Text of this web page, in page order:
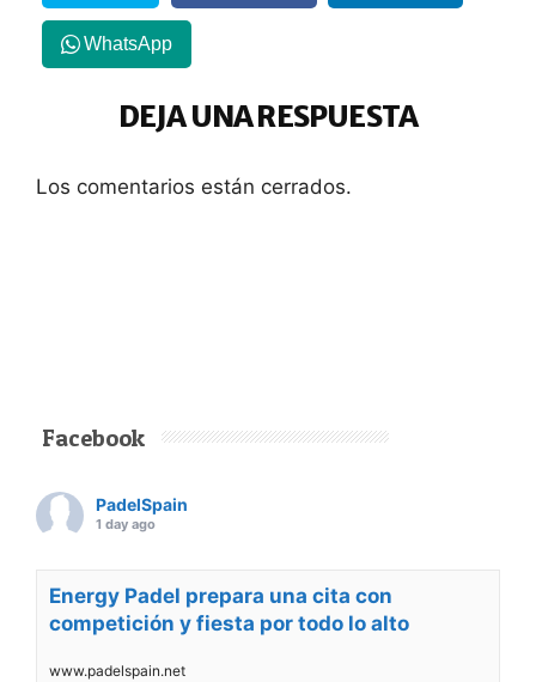
WhatsApp
DEJA UNA RESPUESTA
Los comentarios están cerrados.
Facebook
PadelSpain
1 day ago
Energy Padel prepara una cita con
competición y fiesta por todo lo alto
www.padelspain.net